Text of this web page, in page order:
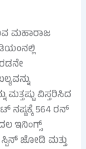
ಮಹಾರಾಜ
ವಿಸ್ತರಿಸಿದ
ನಷ್ಟಕ್ಕೆ 564 ರನ್
ಇನಿಂಗ್ಸ್
ಜೋಡಿ ಮತ್ತು